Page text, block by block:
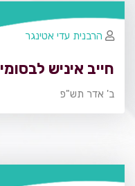
חייב איניש לבסומי
ב' אדר תש"פ
הרבנית עדי אטינגר